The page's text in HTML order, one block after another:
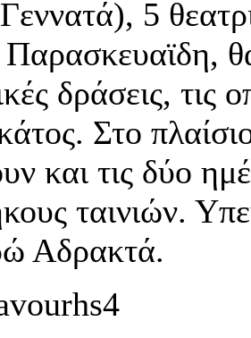
5
Παρασκευαϊδη,
δράσεις, τις
Στο
και τις δύο
ταινιών.
Αδρακτά.